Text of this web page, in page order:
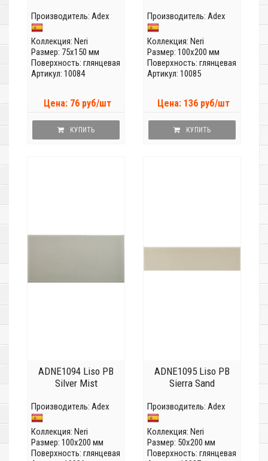
Производитель: Adex
Коллекция: Neri
Размер: 75x150 мм
Поверхность: глянцевая
Артикул: 10084
Цена: 76 руб/шт
КУПИТЬ
Производитель: Adex
Коллекция: Neri
Размер: 100x200 мм
Поверхность: глянцевая
Артикул: 10085
Цена: 136 руб/шт
КУПИТЬ
ADNE1094 Liso PB
Silver Mist
Производитель: Adex
Коллекция: Neri
Размер: 100x200 мм
Поверхность: глянцевая
ADNE1095 Liso PB
Sierra Sand
Производитель: Adex
Коллекция: Neri
Размер: 50x200 мм
Поверхность: глянцевая